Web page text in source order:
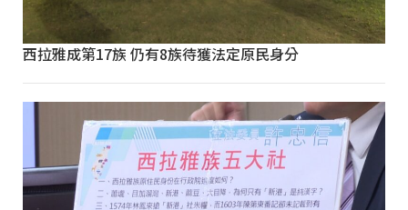
西拉雅成第17族 仍有8族待獲法定原民身分